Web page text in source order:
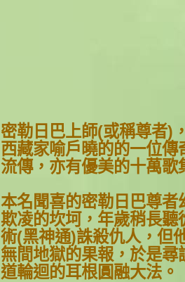
密勒日巴上師(或稱尊者)
西藏家喻戶 曉的的一位
流傳，亦有優美的十萬歌
本名聞喜的密勒日巴尊
欺凌的坎坷， 年歲稍長聽
術(黑神通)誅殺仇人，但
無間地獄的果報，於是尋
道輪迴的耳根圓融大法。